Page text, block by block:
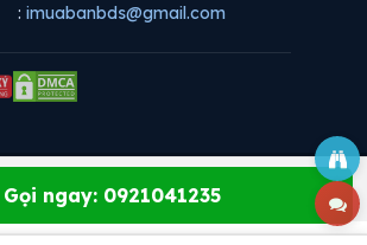
ngay: 0921041235
: imuabanbds@gmail.com